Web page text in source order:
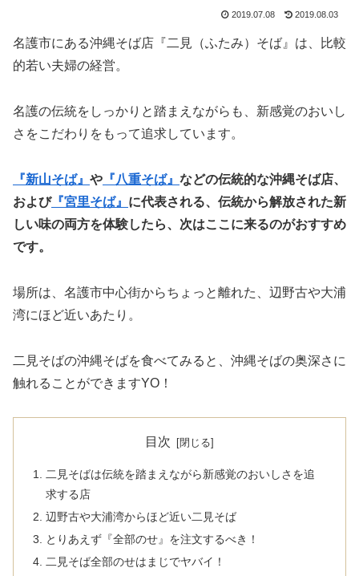
2019.07.08 2019.08.03
名護市にある沖縄そば店『二見（ふたみ）そば』は、比較
的若い夫婦の経営。
名護の伝統をしっかりと踏まえながらも、新感覚のおいし
さをこだわりをもって追求しています。
『新山そば』 や 『八重そば』 などの伝統的な沖縄そば店、
および『宮里そば』 に代表される、伝統から解放された新
しい味の両方を体験したら、次はここに来るのがおすすめ
です。
場所は、名護市中心街からちょっと離れた、辺野古や大浦
湾にほど近いあたり。
二見そばの沖縄そばを食べてみると、沖縄そばの奥深さに
触れることができますYO！
目次
二見そばは伝統を踏まえながら新感覚のおいしさを追
求する店
辺野古や大浦湾からほど近い二見そば
とりあえず『全部のせ』を注文するべき！
二見そば全部のせはまじでヤバイ！